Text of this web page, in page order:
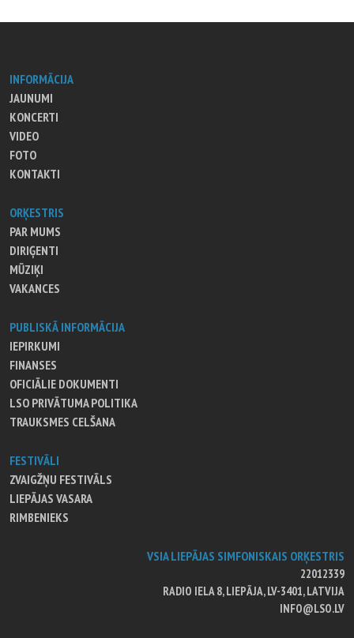
INFORMĀCIJA
JAUNUMI
KONCERTI
VIDEO
FOTO
KONTAKTI
ORĶESTRIS
PAR MUMS
DIRIĢENTI
MŪZIĶI
VAKANCES
PUBLISKĀ INFORMĀCIJA
IEPIRKUMI
FINANSES
OFICIĀLIE DOKUMENTI
LSO PRIVĀTUMA POLITIKA
TRAUKSMES CELŠANA
FESTIVĀLI
ZVAIGŽŅU FESTIVĀLS
LIEPĀJAS VASARA
RIMBENIEKS
VSIA LIEPĀJAS SIMFONISKAIS ORĶESTRIS
22012339
RADIO IELA 8, LIEPĀJA, LV-3401, LATVIJA
INFO@LSO.LV